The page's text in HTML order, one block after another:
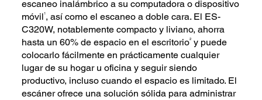
escaneo inalámbrico a su computadora o dispositivo
móvil1, así como el escaneo a doble cara. El ES-
C320W, notablemente compacto y liviano, ahorra
hasta un 60% de espacio en el escritorio2 y puede
colocarlo fácilmente en prácticamente cualquier
lugar de su hogar u oficina y seguir siendo
productivo, incluso cuando el espacio es limitado. El
escáner ofrece una solución sólida para administrar